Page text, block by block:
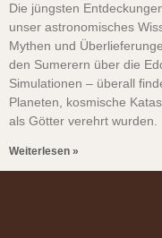
Die jüngsten
unser astronomisches
Mythen und
den Sumerern über die
Simulationen – überall
Planeten, kosmische
als Götter verehrt wurden.
Weiterlesen »